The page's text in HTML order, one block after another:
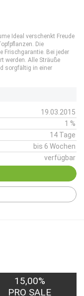
Ideal verschenkt Freude
Die
Frischgarantie. Bei jeder
werden. Alle Sträuße
sorgfältig in einer
19.03.2015
1 %
14 Tage
bis 6 Wochen
verfügbar
15,00%
PRO SALE